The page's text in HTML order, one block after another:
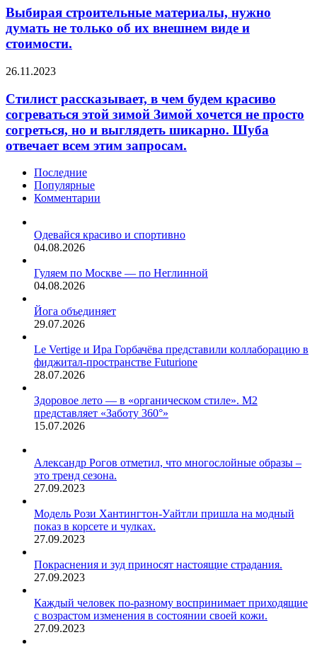
будет
выглядеть
в
глубокой
Об
сообщает
Ким
Кардашьян
решила
трендовый
фильтр
на…
материалы,
нужно
думать
не
об
внешнем
виде
и
стоимости.
Выбирая строительные материалы, нужно
думать не только об их внешнем виде и
стоимости.
Стилист
в
чем
будем
красиво
согреваться
зимой
Зимой
хочется
просто
согреться,
выглядеть
шикарно.
Шуба
отвечает
этим
запросам.
26.11.2023
Стилист рассказывает, в чем будем красиво
согреваться этой зимой Зимой хочется не просто
согреться, но и выглядеть шикарно. Шуба
отвечает всем этим запросам.
Последние
Популярные
Комментарии
Одевайся красиво и спортивно
04.08.2026
Гуляем по Москве — по Неглинной
04.08.2026
Йога объединяет
29.07.2026
Le Vertige и Ира Горбачёва представили коллаборацию в
фиджитал-пространстве Futurione
28.07.2026
Здоровое лето — в «органическом стиле». М2
представляет «Заботу 360°»
15.07.2026
Александр Рогов отметил, что многослойные образы –
это тренд сезона.
27.09.2023
Модель Рози Хантингтон-Уайтли пришла на модный
показ в корсете и чулках.
27.09.2023
Покраснения и зуд приносят настоящие страдания.
27.09.2023
Каждый человек по-разному воспринимает приходящие
с возрастом изменения в состоянии своей кожи.
27.09.2023